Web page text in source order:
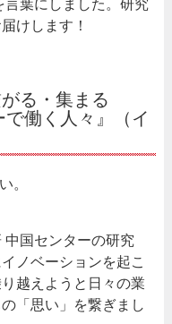
葉にしました。研究
けします！
る・集まる
働く人々』（イ
。
国センターの研究
ノベーションを起こ
越えようと日々の業
「思い」を繋ぎまし